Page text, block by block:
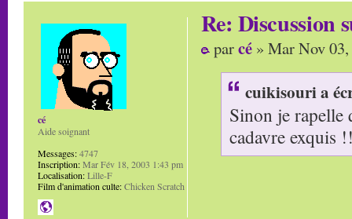
Re: Discussion
parcé » Mar Nov
cuikisouri a
Sinon je rapelle
cadavre exquis
cé
Aide soignant
Messages:4747
Inscription:Mar Fév 18, 2003 1:43 pm
Localisation:Lille-F
Film d'animation culte:Chicken Scratch